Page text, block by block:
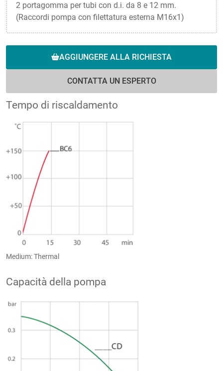
2 portagomma per tubi con d.i. da 8 e 12 mm.
(Raccordi pompa con filettatura esterna M16x1)
AGGIUNGERE ALLA RICHIESTA
CONTATTA UN ESPERTO
Tempo di riscaldamento
Medium: Thermal
Capacità della pompa